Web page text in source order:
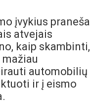
įvykius praneša
atvejais
kaip skambinti,
automobilių
ir į eismo